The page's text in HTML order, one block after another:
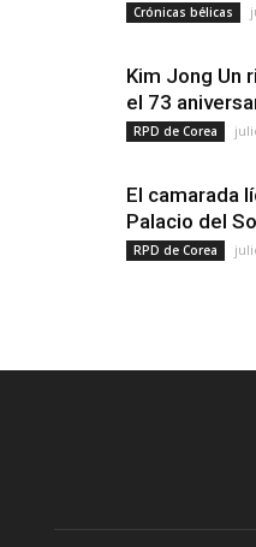
Crónicas bélicas
Kim Jong Un
el 73
RPD de Corea
El camarada
Palacio del
RPD de Corea